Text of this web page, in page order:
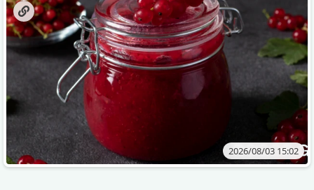
2026/08/03 15:02